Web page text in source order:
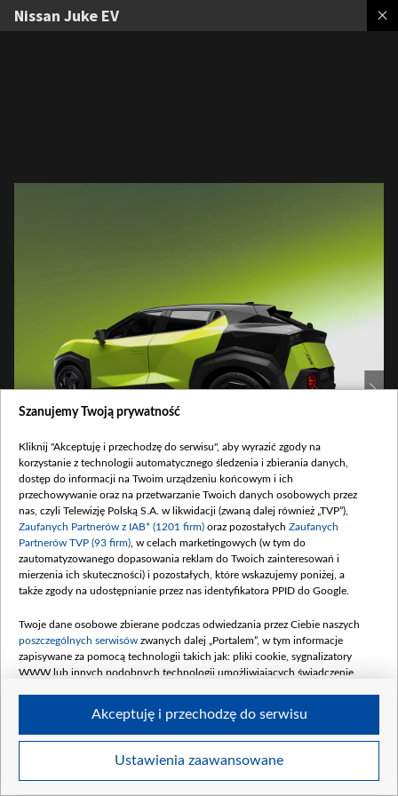
Nissan Juke EV
260411_Juke_Teaser_Images_2_1x1.jpg
1
Szczegóły
Szanujemy Twoją prywatność
Kliknij "Akceptuję i przechodzę do serwisu", aby wyrazić zgody na
korzystanie z technologii automatycznego śledzenia i zbierania danych,
dostęp do informacji na Twoim urządzeniu końcowym i ich
przechowywanie oraz na przetwarzanie Twoich danych osobowych przez
nas, czyli Telewizję Polską S.A. w likwidacji (zwaną dalej również „TVP”),
Zaufanych Partnerów z IAB* (1201 firm) oraz pozostałych Zaufanych
Partnerów TVP (93 firm) , w celach marketingowych (w tym do
zautomatyzowanego dopasowania reklam do Twoich zainteresowań i
mierzenia ich skuteczności) i pozostałych, które wskazujemy poniżej, a
także zgody na udostępnianie przez nas identyfikatora PPID do Google.
Twoje dane osobowe zbierane podczas odwiedzania przez Ciebie naszych
poszczególnych serwisów zwanych dalej „Portalem”, w tym informacje
zapisywane za pomocą technologii takich jak: pliki cookie, sygnalizatory
WWW lub innych podobnych technologii umożliwiających świadczenie
Twoje dane osobowe zbierane podczas odwiedzania przez Ciebie
Ustawienia zaawansowane
Akceptuję i przechodzę do serwisu